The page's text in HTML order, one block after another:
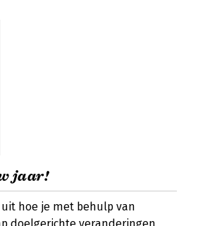
jaar!
hoe je met behulp van